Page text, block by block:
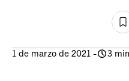
1 de marzo de 2021 - 3